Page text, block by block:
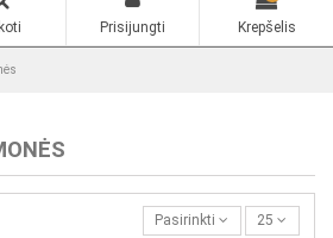
Prisijungti Krepšelis
Pasirinkti 25